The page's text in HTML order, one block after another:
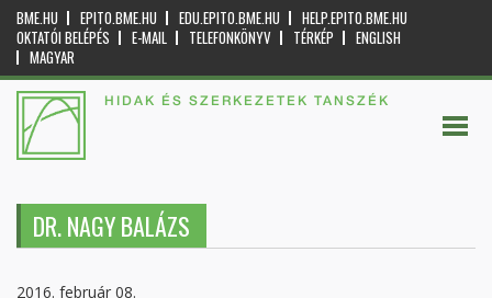
BME.HU EPITO.BME.HU EDU.EPITO.BME.HU
HELP.EPITO.BME.HU
OKTATÓI BELÉPÉS
E-MAIL TELEFONKÖNYV TÉRKÉP
ENGLISH
MAGYAR
HIDAK ÉS SZERKEZETEK TANSZÉK
DR. NAGY BALÁZS
2016. február 08.